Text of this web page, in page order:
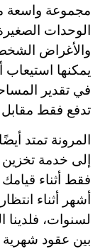
مجموعة واسعة
الوحدات
والأغراض
يمكنها استيعاب
في تقدير
تدفع فقط
المرونة تمتد
إلى خدمة
فقط أثناء
أشهر أثناء
لسنوات، فلدينا
بين عقود شهرية